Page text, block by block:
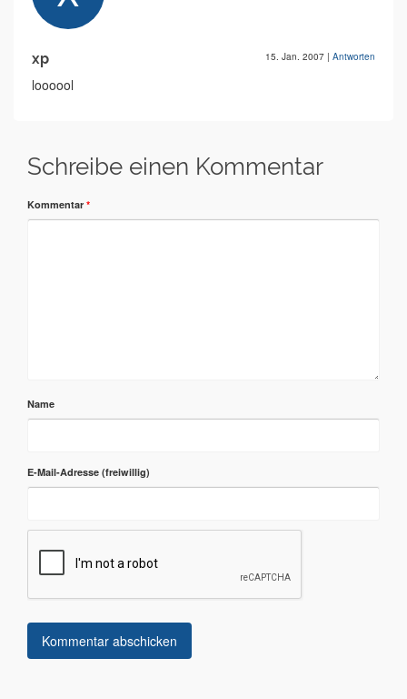
xp 15. Jan. 2007 | Antworten
loooool
Schreibe einen Kommentar
Kommentar *
Name
E-Mail-Adresse